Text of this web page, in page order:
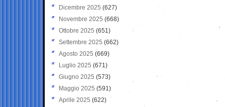
Dicembre 2025 (627)
Novembre 2025 (668)
Ottobre 2025 (651)
Settembre 2025 (662)
Agosto 2025 (669)
Luglio 2025 (671)
Giugno 2025 (573)
Maggio 2025 (591)
Aprile 2025 (622)